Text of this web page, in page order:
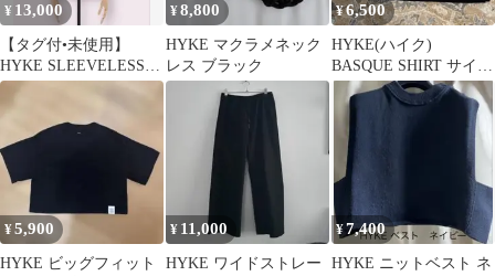
¥ 13,000
【タグ付•未使用】
HYKE SLEEVELESS
TEE サイズ2 WHITE
¥8,800
HYKE マクラメネック
レス ブラック
¥6,500
HYKE(ハイク)
BASQUE SHIRT サイズ
2
¥5,900
HYKE ビッグフィット
¥ 11,000
HYKE ワイドストレー
¥7,400
HYKE ニットベスト ネ